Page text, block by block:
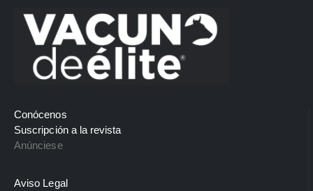
Conócenos
Suscripción a la revista
Anúnciese
Aviso Legal